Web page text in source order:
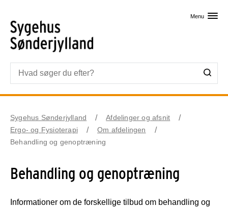
Menu
Sygehus Sønderjylland
Afdelinger og afsnit
Ergo- og Fysioterapi
Om afdelingen
Behandling og genoptræning
Behandling og genoptræning
Informationer om de forskellige tilbud om behandling og